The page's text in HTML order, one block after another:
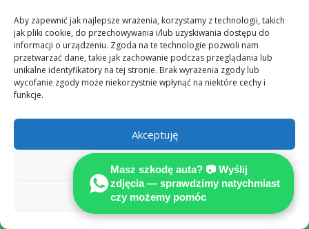
Aby zapewnić jak najlepsze wrażenia, korzystamy z technologii, takich
jak pliki cookie, do przechowywania i/lub uzyskiwania dostępu do
informacji o urządzeniu. Zgoda na te technologie pozwoli nam
przetwarzać dane, takie jak zachowanie podczas przeglądania lub
unikalne identyfikatory na tej stronie. Brak wyrażenia zgody lub
wycofanie zgody może niekorzystnie wpłynąć na niektóre cechy i
funkcje.
Akceptuję
Odmów
Zobacz preferencje
przygotowana przez nas niezależna opinia techniczna
cieszy się wysokim zaufaniem instytucji finansowych i
prawnych, spełniając najwyższe standardy w
odszkodowaniach.
samodzielnie czy z
MOTOEXPERT?
Porównaj, zanim ubezpieczyciel zdecyduje za

Masz szkodę auta? 📷 Wyślij
zdjęcia — sprawdzimy natychmiast
czy możemy pomóc